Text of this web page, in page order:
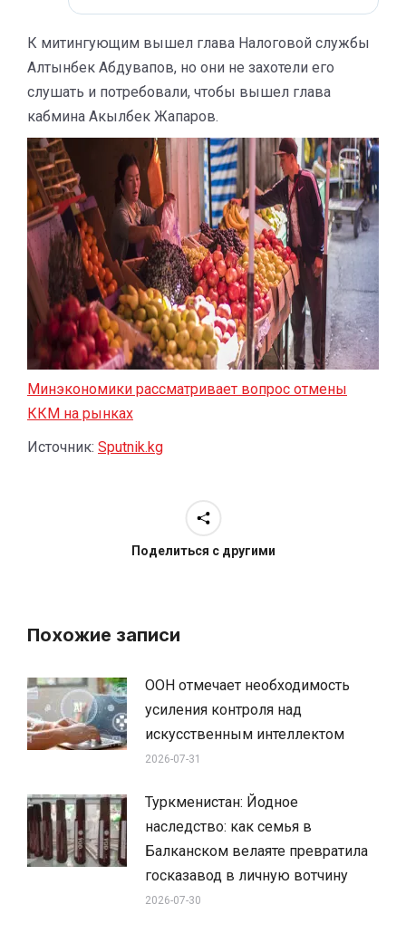
К митингующим вышел глава Налоговой службы
Алтынбек Абдувапов, но они не захотели его
слушать и потребовали, чтобы вышел глава
кабмина Акылбек Жапаров.
Минэкономики рассматривает вопрос отмены
ККМ на рынках
Источник: Sputnik.kg
Поделиться с другими
Похожие записи
ООН отмечает необходимость
усиления контроля над
искусственным интеллектом
2026-07-31
Туркменистан: Йодное
наследство: как семья в
Балканском велаяте превратила
госказавод в личную вотчину
2026-07-30